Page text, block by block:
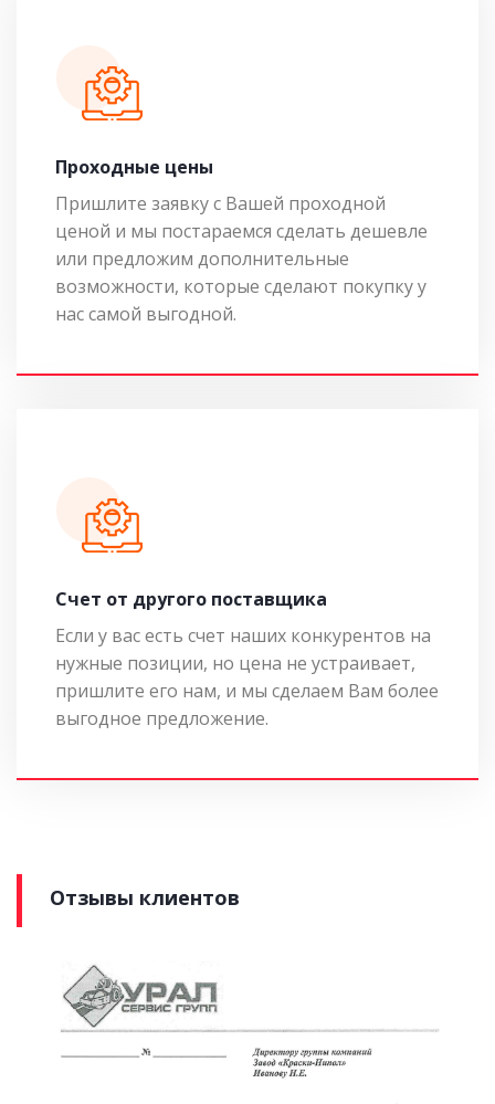
Проходные цены
Пришлите заявку с Вашей проходной
ценой и мы постараемся сделать дешевле
или предложим дополнительные
возможности, которые сделают покупку у
нас самой выгодной.
Cчет от другого поставщика
Если у вас есть счет наших конкурентов на
нужные позиции, но цена не устраивает,
пришлите его нам, и мы сделаем Вам более
выгодное предложение.
Отзывы клиентов